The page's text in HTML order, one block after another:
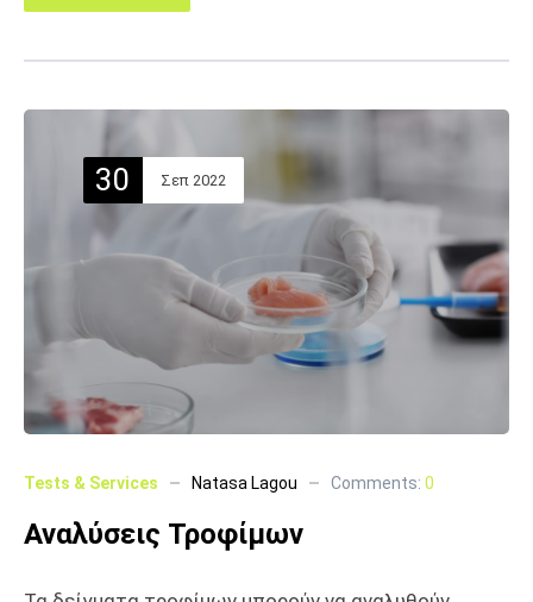
30 Σεπ 2022
Tests & Services Natasa Lagou Comments: 0
Αναλύσεις Τροφίμων